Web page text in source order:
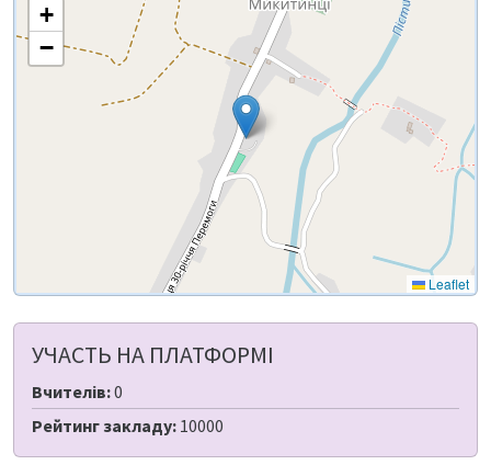
+
−
Leaflet
УЧАСТЬ НА ПЛАТФОРМІ
Вчителів:0
Рейтинг закладу: 10000